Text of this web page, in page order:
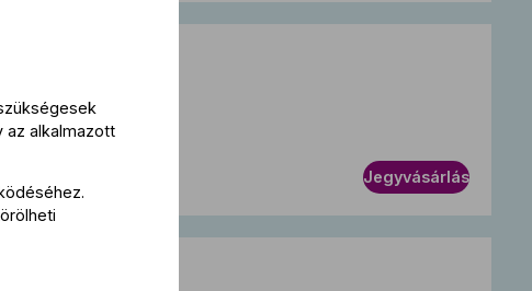
Dieu
Fischer
Jegyvásárlás
az alkalmazott